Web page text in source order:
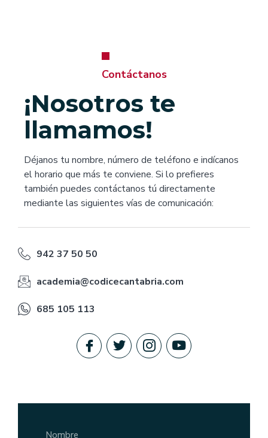
Contáctanos
¡Nosotros te
llamamos!
Déjanos tu nombre, número de teléfono e indícanos
el horario que más te conviene. Si lo prefieres
también puedes contáctanos tú directamente
mediante las siguientes vías de comunicación:
942 37 50 50
academia@codicecantabria.com
685 105 113